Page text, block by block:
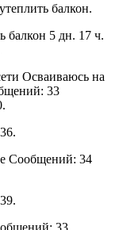
балкон.
балкон 5 дн. 17 ч.
Осваиваюсь на
33
Сообщений: 34
33